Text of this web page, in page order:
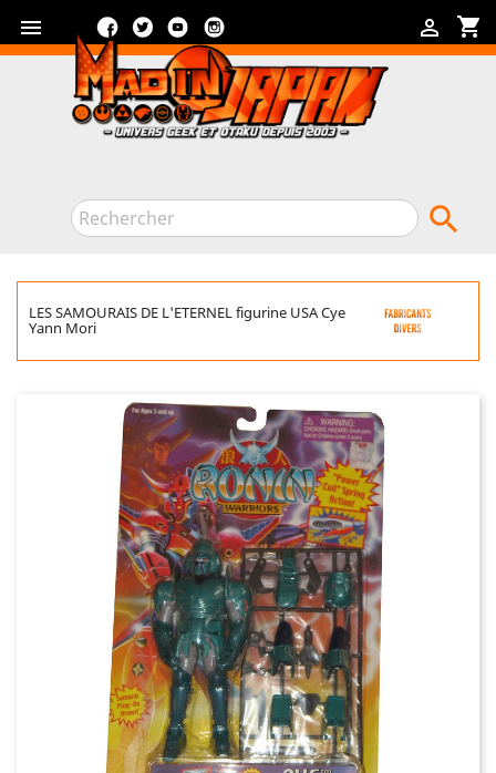
 shopping_cart

FacebookTwitterYouTube

LES SAMOURAIS DE L'ETERNEL figurine USA Cye
Yann Mori